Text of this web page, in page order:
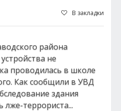
В закладки
района
не
проводилась в школе
Как сообщили в УВД
здания
террориста...